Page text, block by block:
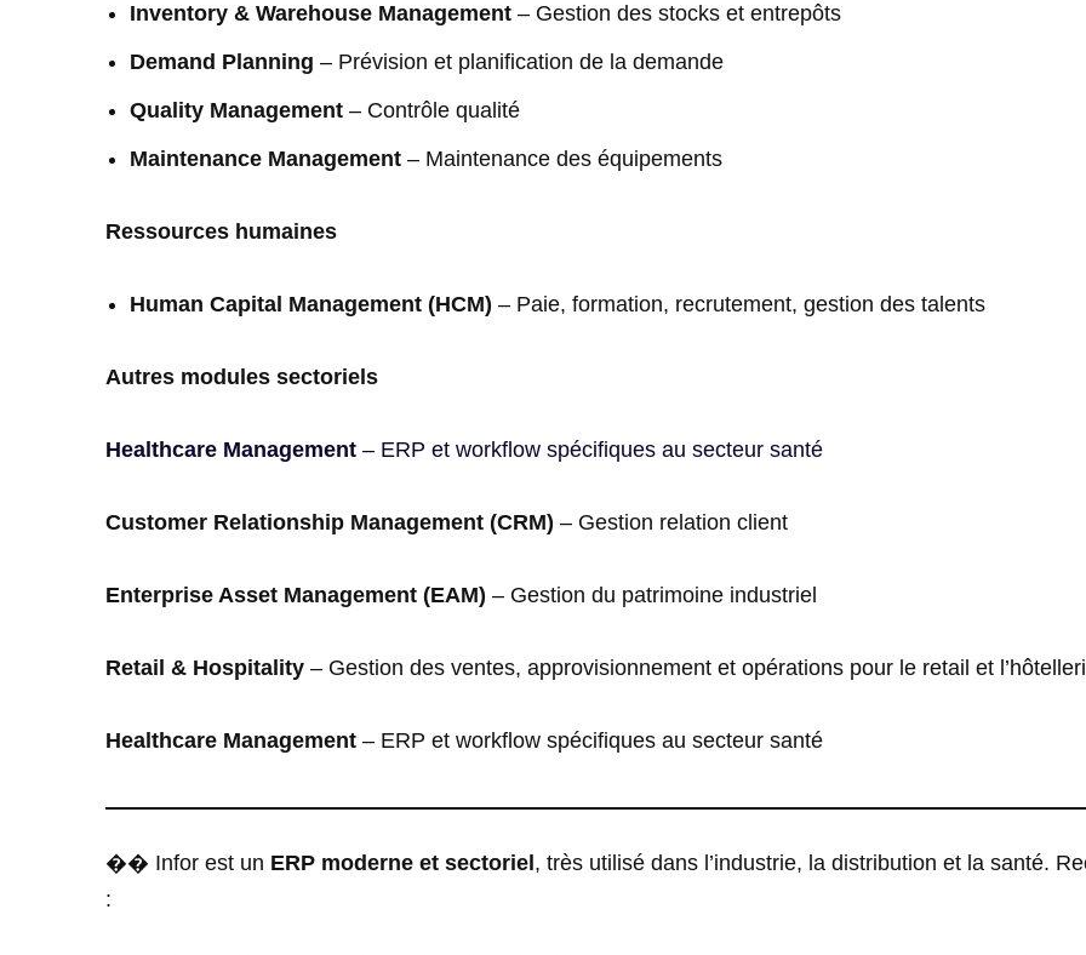
Inventory & Warehouse Management – Gestion des stocks et entrepôts
Demand Planning – Prévision et planification de la demande
Quality Management – Contrôle qualité
Maintenance Management – Maintenance des équipements
Ressources humaines
Human Capital Management (HCM) – Paie, formation, recrutement, gestion des talents
Autres modules sectoriels
Healthcare Management – ERP et workflow spécifiques au secteur santé
Customer Relationship Management (CRM) – Gestion relation client
Enterprise Asset Management (EAM) – Gestion du patrimoine industriel
Retail & Hospitality – Gestion des ventes, approvisionnement et opérations pour le retail et
Healthcare Management – ERP et workflow spécifiques au secteur santé
�� Infor est un ERP moderne et sectoriel , très utilisé dans l’industrie, la distribution et la santé.
: